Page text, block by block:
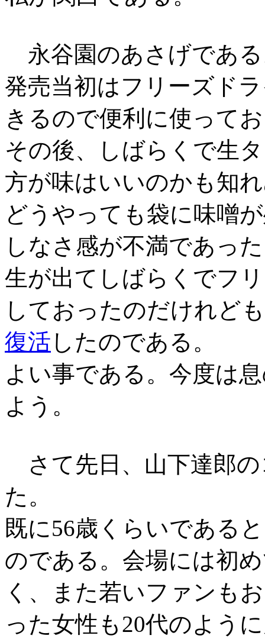
永谷園のあさげであ
発売当初はフリーズド
きるので便利に使って
その後、しばらくで生
方が味はいいのかも知
どうやっても袋に味噌
しなさ感が不満であっ
生が出てしばらくでフ
しておったのだけれど
復活 したのである。
よい事である。今度は
よう。
さて先日、山下達郎
た。
既に56歳くらいである
のである。会場には初
く、また若いファンも
った女性も20代のよう